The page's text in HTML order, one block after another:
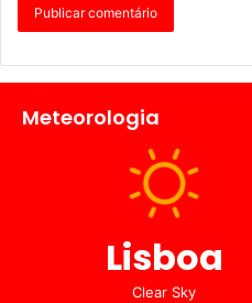
Meteorologia
Lisboa
Clear Sky